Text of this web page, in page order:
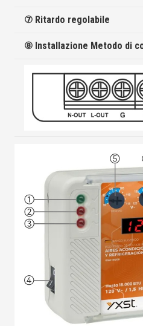
⑦ Ritardo regolabile
⑧ Installazione Metodo di